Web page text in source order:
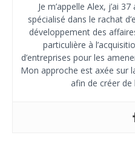
Je m’appelle Alex, j’ai
spécialisé dans le rachat
développement des
particulière à
d’entreprises pour les
Mon approche est axée sur
afin de créer de